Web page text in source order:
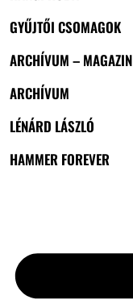
GYŰJTŐI CSOMAGOK
ARCHÍVUM – MAGAZIN
ARCHÍVUM
LÉNÁRD LÁSZLÓ
HAMMER FOREVER